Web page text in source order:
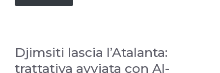
Djimsiti lascia l’Atalanta:
trattativa avviata con Al-